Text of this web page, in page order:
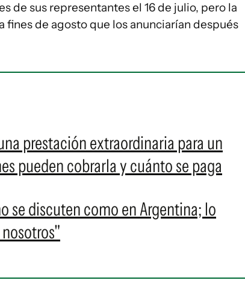
de sus representantes el 16 de julio, pero la
de agosto que los anunciarían después
prestación extraordinaria para un
pueden cobrarla y cuánto se paga
se discuten como en Argentina; lo